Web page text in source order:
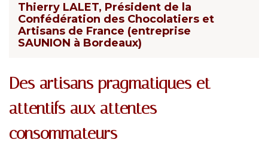
Thierry LALET, Président de la
Confédération des Chocolatiers et
Artisans de France (entreprise
SAUNION à Bordeaux)
Des artisans pragmatiques et
attentifs aux attentes
consommateurs